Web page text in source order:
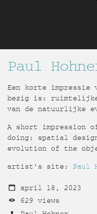
Paul
Een korte impressie
bezig is: ruimtelijke
van de natuurlijke
A short impression
doing: spatial
evolution of the
artist’s site: Paul
april 18, 2023
629 views